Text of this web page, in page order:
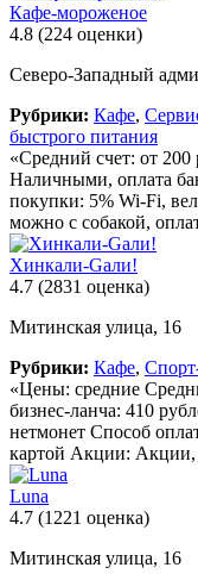
Кафе-мороженое
4.8 (224 оценки)
Северо-Западный
Рубрики: Кафе,
быстрого питания
«Средний счет: от
Наличными, оплата
покупки: 5% Wi-Fi,
можно с собакой,
Хинкали-Gали!
4.7 (2831 оценка)
Митинская улица, 16
Рубрики: Кафе,
«Цены: средние
бизнес-ланча: 410
нетмонет Способ
картой Акции: Акции,
Luna
4.7 (1221 оценка)
Митинская улица, 16